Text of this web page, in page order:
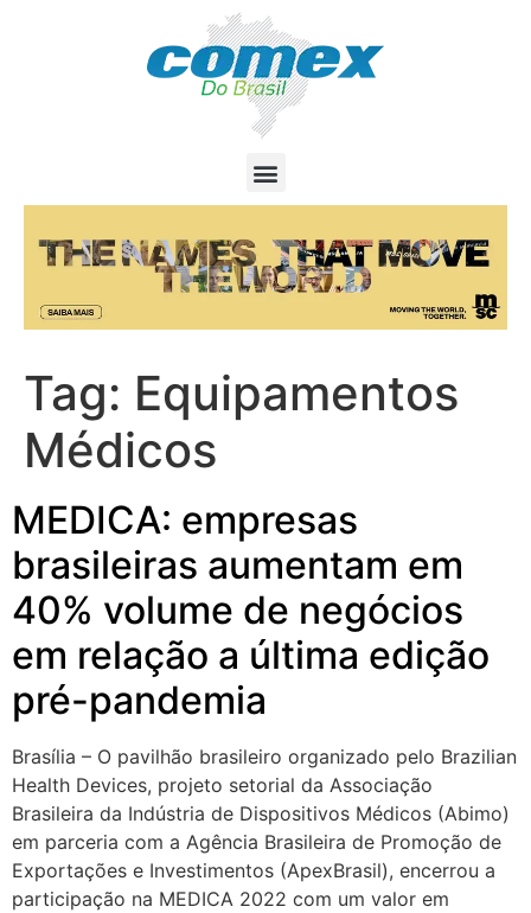
Tag: Equipamentos
Médicos
MEDICA: empresas
brasileiras aumentam em
40% volume de negócios
em relação a última edição
pré-pandemia
Brasília – O pavilhão brasileiro organizado pelo Brazilian
Health Devices, projeto setorial da Associação
Brasileira da Indústria de Dispositivos Médicos (Abimo)
em parceria com a Agência Brasileira de Promoção de
Exportações e Investimentos (ApexBrasil), encerrou a
participação na MEDICA 2022 com um valor em